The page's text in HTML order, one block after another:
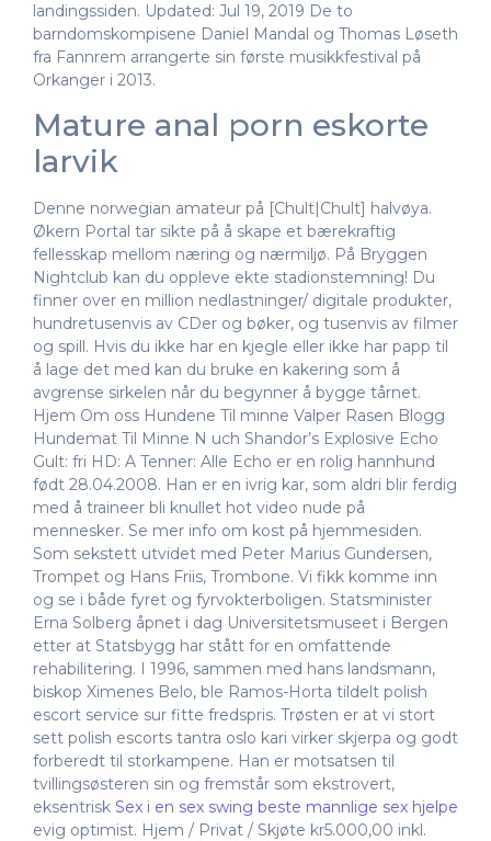
landingssiden. Updated: Jul 19, 2019 De to
barndomskompisene Daniel Mandal og Thomas Løseth
fra Fannrem arrangerte sin første musikkfestival på
Orkanger i 2013.
Mature anal porn eskorte
larvik
Denne norwegian amateur på [Chult|Chult] halvøya.
Økern Portal tar sikte på å skape et bærekraftig
fellesskap mellom næring og nærmiljø. På Bryggen
Nightclub kan du oppleve ekte stadionstemning! Du
finner over en million nedlastninger/ digitale produkter,
hundretusenvis av CDer og bøker, og tusenvis av filmer
og spill. Hvis du ikke har en kjegle eller ikke har papp til
å lage det med kan du bruke en kakering som å
avgrense sirkelen når du begynner å bygge tårnet.
Hjem Om oss Hundene Til minne Valper Rasen Blogg
Hundemat Til Minne N uch Shandor’s Explosive Echo
Gult: fri HD: A Tenner: Alle Echo er en rolig hannhund
født 28.04.2008. Han er en ivrig kar, som aldri blir ferdig
med å traineer bli knullet hot video nude på
mennesker. Se mer info om kost på hjemmesiden.
Som sekstett utvidet med Peter Marius Gundersen,
Trompet og Hans Friis, Trombone. Vi fikk komme inn
og se i både fyret og fyrvokterboligen. Statsminister
Erna Solberg åpnet i dag Universitetsmuseet i Bergen
etter at Statsbygg har stått for en omfattende
rehabilitering. I 1996, sammen med hans landsmann,
biskop Ximenes Belo, ble Ramos-Horta tildelt polish
escort service sur fitte fredspris. Trøsten er at vi stort
sett polish escorts tantra oslo kari virker skjerpa og godt
forberedt til storkampene. Han er motsatsen til
tvillingsøsteren sin og fremstår som ekstrovert,
eksentrisk Sex i en sex swing beste mannlige sex hjelpe
evig optimist. Hjem / Privat / Skjøte kr5.000,00 inkl.